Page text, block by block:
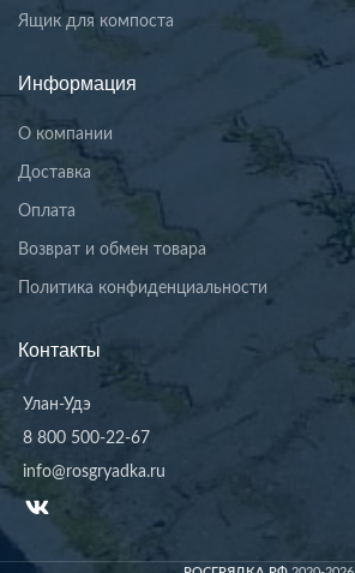
Ящик для компоста
Информация
О компании
Доставка
Оплата
Возврат и обмен товара
Политика конфиденциальности
Контакты
Улан-Удэ
8 800 500-22-67
info@rosgryadka.ru